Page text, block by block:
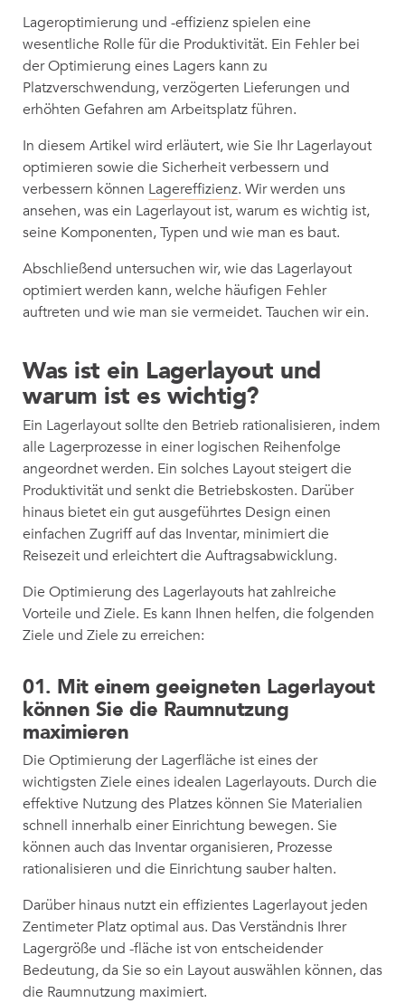
Lageroptimierung und -effizienz spielen eine
wesentliche Rolle für die Produktivität. Ein Fehler bei
der Optimierung eines Lagers kann zu
Platzverschwendung, verzögerten Lieferungen und
erhöhten Gefahren am Arbeitsplatz führen.
In diesem Artikel wird erläutert, wie Sie Ihr Lagerlayout
optimieren sowie die Sicherheit verbessern und
verbessern können Lagereffizienz. Wir werden uns
ansehen, was ein Lagerlayout ist, warum es wichtig ist,
seine Komponenten, Typen und wie man es baut.
Abschließend untersuchen wir, wie das Lagerlayout
optimiert werden kann, welche häufigen Fehler
auftreten und wie man sie vermeidet. Tauchen wir ein.
Was ist ein Lagerlayout und
warum ist es wichtig?
Ein Lagerlayout sollte den Betrieb rationalisieren, indem
alle Lagerprozesse in einer logischen Reihenfolge
angeordnet werden. Ein solches Layout steigert die
Produktivität und senkt die Betriebskosten. Darüber
hinaus bietet ein gut ausgeführtes Design einen
einfachen Zugriff auf das Inventar, minimiert die
Reisezeit und erleichtert die Auftragsabwicklung.
Die Optimierung des Lagerlayouts hat zahlreiche
Vorteile und Ziele. Es kann Ihnen helfen, die folgenden
Ziele und Ziele zu erreichen:
01. Mit einem geeigneten Lagerlayout
können Sie die Raumnutzung
maximieren
Die Optimierung der Lagerfläche ist eines der
wichtigsten Ziele eines idealen Lagerlayouts. Durch die
effektive Nutzung des Platzes können Sie Materialien
schnell innerhalb einer Einrichtung bewegen. Sie
können auch das Inventar organisieren, Prozesse
rationalisieren und die Einrichtung sauber halten.
Darüber hinaus nutzt ein effizientes Lagerlayout jeden
Zentimeter Platz optimal aus. Das Verständnis Ihrer
Lagergröße und -fläche ist von entscheidender
Bedeutung, da Sie so ein Layout auswählen können, das
die Raumnutzung maximiert.